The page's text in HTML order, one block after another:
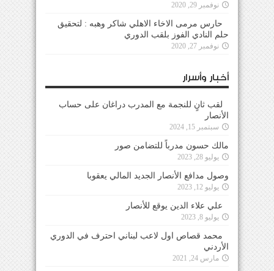
نوفمبر 29, 2020
حارس مرمى الاخاء الاهلي شاكر وهبه : لتحقيق
حلم النادي الفوز بلقب الدوري
نوفمبر 27, 2020
أخبار وأسرار
لقب ثانٍ للنجمة مع المدرب دراغان على حساب
الأنصار
سبتمبر 15, 2024
مالك حسون مدرباً للتضامن صور
يوليو 28, 2023
وصول مدافع الأنصار الجديد المالي يعقوبا
يوليو 12, 2023
علي علاء الدين يوقع للأنصار
يوليو 8, 2023
محمد قصاص اول لاعب لبناني احترف في الدوري
الأردني
مارس 24, 2021